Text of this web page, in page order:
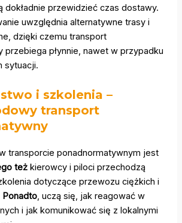
dokładnie przewidzieć czas dostawy.
uwzględnia alternatywne trasy i
dzięki czemu transport
przebiega płynnie, nawet w przypadku
sytuacji.
i szkolenia –
transport
transporcie ponadnormatywnym jest
też kierowcy i piloci przechodzą
dotyczące przewozu ciężkich i
Ponadto , uczą się, jak reagować w
i jak komunikować się z lokalnymi